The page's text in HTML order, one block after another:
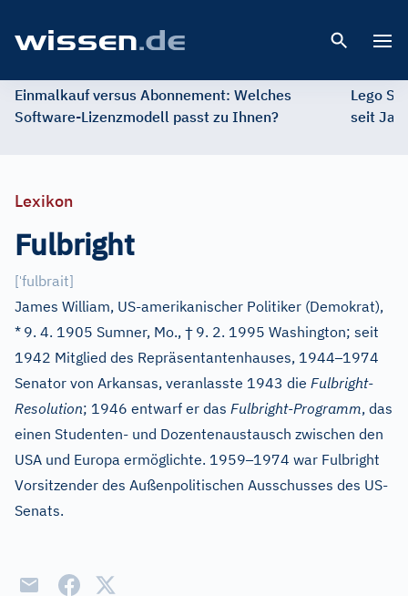
Einmalkauf versus Abonnement: Welches
Software-Lizenzmodell passt zu Ihnen?
Lego
seit
Lexikon
Fulbright
[ˈfulbrait]
James William, US-amerikanischer Politiker (Demokrat),
* 9. 4. 1905 Sumner, Mo., † 9. 2. 1995 Washington; seit
1942 Mitglied des Repräsentantenhauses, 1944–1974
Senator von Arkansas, veranlasste 1943 die Fulbright-
Resolution; 1946 entwarf er das Fulbright-Programm, das
einen Studenten- und Dozentenaustausch zwischen den
USA und Europa ermöglichte. 1959–1974 war Fulbright
Vorsitzender des Außenpolitischen Ausschusses des US-
Senats.